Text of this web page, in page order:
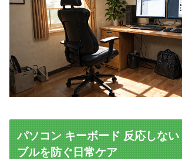
パソコン キーボード 反応しない
ブルを防ぐ日常ケア